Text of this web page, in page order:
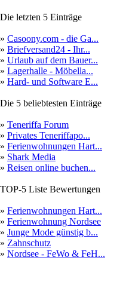
Die letzten 5 Einträge
» Casoony.com - die Ga...
» Briefversand24 - Ihr...
» Urlaub auf dem Bauer...
» Lagerhalle - Möbella...
» Hard- und Software E...
Die 5 beliebtesten Einträge
» Teneriffa Forum
» Privates Teneriffapo...
» Ferienwohnungen Hart...
» Shark Media
» Reisen online buchen...
TOP-5 Liste Bewertungen
» Ferienwohnungen Hart...
» Ferienwohnung Nordsee
» Junge Mode günstig b...
» Zahnschutz
» Nordsee - FeWo & FeH...